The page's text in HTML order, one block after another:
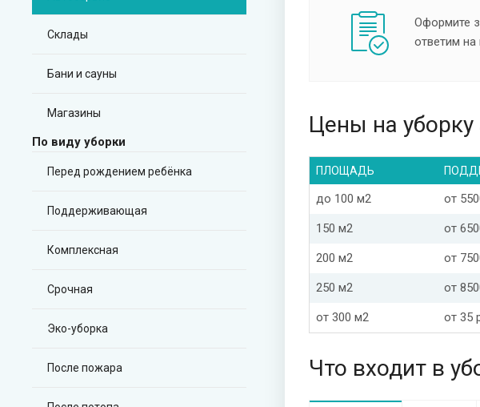
Оформите
ответим
Цены на уборку
ПЛОЩАДЬ
до 100 м2 от
150 м2 от
200 м2 от
250 м2 от
от 300 м2 от 35
Что входит в
Склады
Бани и сауны
Магазины
По виду уборки
Перед рождением ребёнка
Поддерживающая
Комплексная
Срочная
Эко-уборка
После пожара